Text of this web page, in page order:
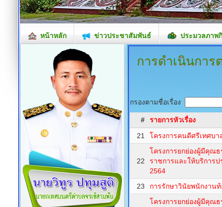
หน้าหลัก ข่าวประชาสัมพันธ์ ประมวลภาพ
การดำเนินกา
กรองตามชื่อเรื่อง
#
รายการหัวเรื่อง
21
โครงการคนดีศรีเทศบา
22
โครงการยกย่องผู้มีคุณ
ราชการและให้บริการ
2564
23
การรักษาวินัยพนักงาน
โครงการยกย่องผู้มีคุณ